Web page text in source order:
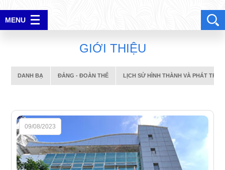
MENU
DANH BẠ LỊCH SỬ HÌNH THÀNH VÀ PHÁT
GIỚI THIỆU
DANH BẠ ĐẢNG - ĐOÀN THỂ LỊCH SỬ HÌNH THÀNH VÀ PHÁT
09/08/2023